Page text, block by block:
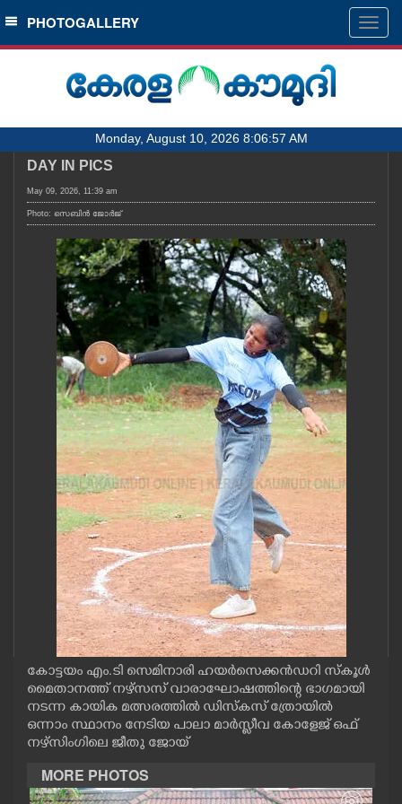
SECTIONS
HOME
NOTIFIED NEWS
KERALA
LOCAL
OBITUARY
NEWS 360
CASE DIARY
CINEMA
OPINION
PHOTOS
LIFESTYLE
SPIRITUAL
INFO+
ART
PHOTOGALLERY
Monday, August 10, 2026 8:06:57 AM
DAY IN PICS
May 09, 2026, 11:39 am
Photo: സെബിൻ ജോർജ്
കോട്ടയം എം.ടി സെമിനാരി ഹയർസെക്കൻഡറി സ്കൂൾ
മൈതാനത്ത് നഴ്സസ് വാരാഘോഷത്തിന്റെ ഭാഗമായി
നടന്ന കായിക മത്സരത്തിൽ ഡിസ്കസ് ത്രോയിൽ
ഒന്നാം സ്ഥാനം നേടിയ പാലാ മാർസ്ലീവ കോളേജ് ഒഫ്
നഴ്സിംഗിലെ ജീതു ജോയ്
MORE PHOTOS